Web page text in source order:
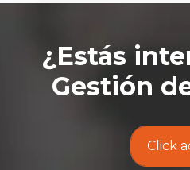
¿Estás
Gestión
Click